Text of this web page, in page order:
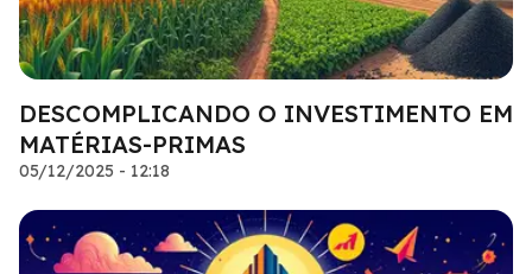
DESCOMPLICANDO O INVESTIMENTO EM
MATÉRIAS-PRIMAS
05/12/2025 - 12:18